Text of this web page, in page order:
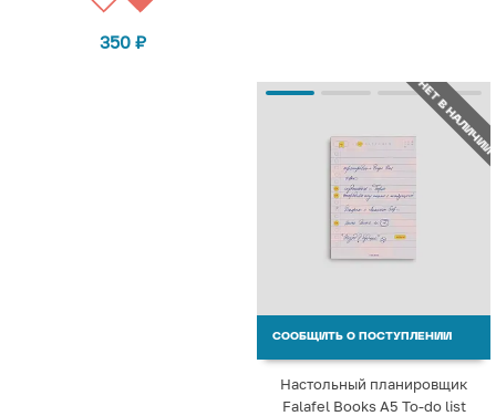
350 ₽
НЕТ В НАЛИЧИИ
СООБЩИТЬ О ПОСТУПЛЕНИИ
Настольный планировщик
Falafel Books A5 To-do list